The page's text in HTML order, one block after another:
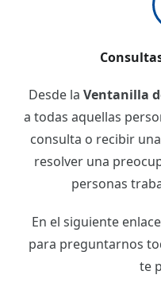
Desde la Ventanilla
a todas aquellas
consulta o recibir
resolver una
personas
En el siguiente
para preguntarnos
te